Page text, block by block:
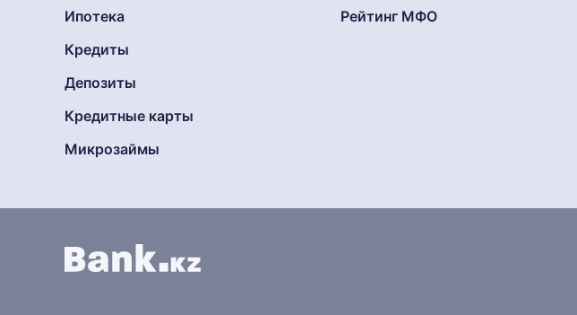
Ипотека
Кредиты
Депозиты
Кредитные карты
Микрозаймы
Рейтинг МФО